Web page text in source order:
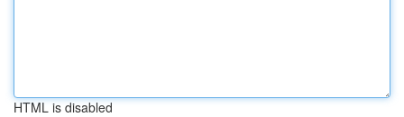
HTML is disabled